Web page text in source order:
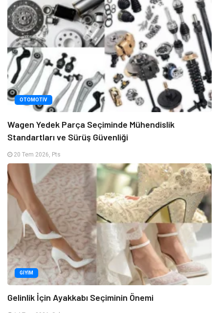
OTOMOTIV
Wagen Yedek Parça Seçiminde Mühendislik
Standartları ve Sürüş Güvenliği
20 Tem 2026, Pts
GIYIM
Gelinlik İçin Ayakkabı Seçiminin Önemi